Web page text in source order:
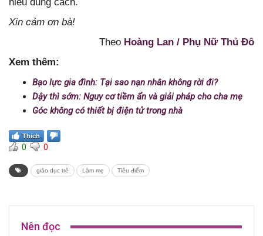
Xin cảm ơn bà!
Theo Hoàng Lan / Phụ Nữ Thủ Đô
Xem thêm:
Bạo lực gia đình: Tại sao nạn nhân không rời đi?
Dậy thì sớm: Nguy cơ tiềm ẩn và giải pháp cho cha mẹ
Góc không có thiết bị điện tử trong nhà
Thích
0 0
giáo dục trẻ Làm mẹ Tiêu điểm
Nên đọc